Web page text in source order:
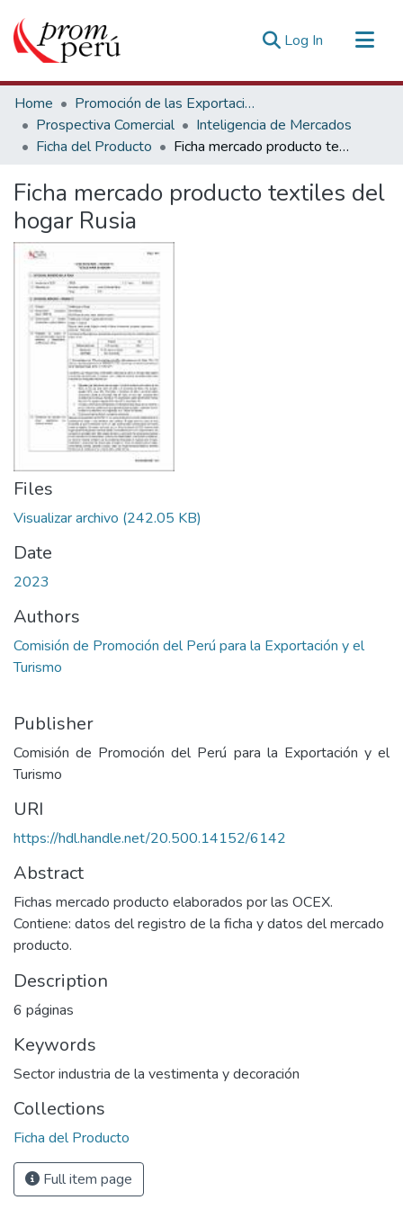
Log In (current)
Communities & Collections
All of DSpace
Statistics
Home
Promoción de las Exportaciones
Prospectiva Comercial
Inteligencia de Mercados
Ficha del Producto
Ficha mercado producto textiles del hogar Rusia
Ficha mercado producto textiles del
hogar Rusia
Files
Visualizar archivo (242.05 KB)
Date
2023
Authors
Comisión de Promoción del Perú para la Exportación y el
Turismo
Publisher
Comisión de Promoción del Perú para la Exportación y el
Turismo
URI
https://hdl.handle.net/20.500.14152/6142
Abstract
Fichas mercado producto elaborados por las OCEX.
Contiene: datos del registro de la ficha y datos del mercado
producto.
Description
6 páginas
Keywords
Sector industria de la vestimenta y decoración
Collections
Ficha del Producto
Full item page